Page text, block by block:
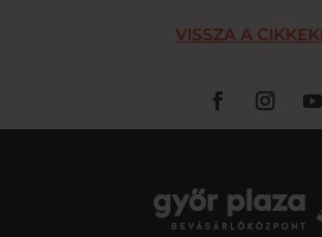
VISSZA A